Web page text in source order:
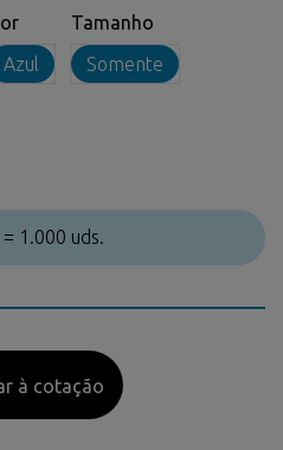
Azul
Tamanho
Somente
= 1.000 uds.
à cotação